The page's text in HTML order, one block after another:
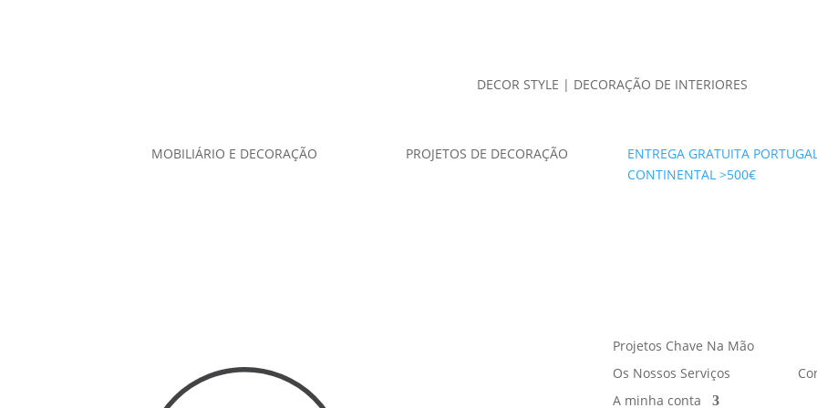
DECOR STYLE | DECORAÇÃO DE INTERIORES
MOBILIÁRIO E DECORAÇÃO PROJETOS DE DECORAÇÃO
ENTREGA GRATUITA
CONTINENTAL >500€
Projetos Chave Na Mão
Os Nossos Serviços
A minha conta